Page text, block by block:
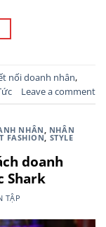
nối doanh nhân,
Leave a comment
NHÂN, NHÂN
FASHION, STYLE
doanh
Shark
TẬP